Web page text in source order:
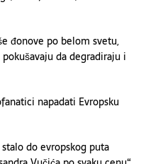
đonove po belom svetu,
da degradiraju i
napadati Evropsku
do evropskog puta